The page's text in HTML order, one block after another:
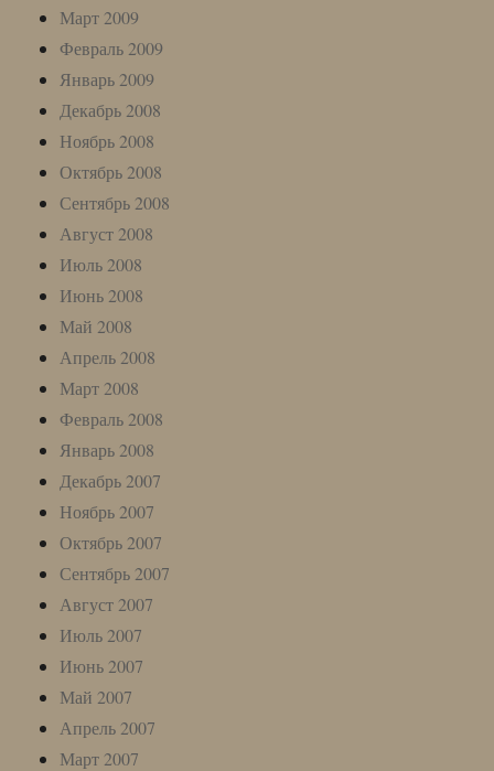
Март 2009
Февраль 2009
Январь 2009
Декабрь 2008
Ноябрь 2008
Октябрь 2008
Сентябрь 2008
Август 2008
Июль 2008
Июнь 2008
Май 2008
Апрель 2008
Март 2008
Февраль 2008
Январь 2008
Декабрь 2007
Ноябрь 2007
Октябрь 2007
Сентябрь 2007
Август 2007
Июль 2007
Июнь 2007
Май 2007
Апрель 2007
Март 2007